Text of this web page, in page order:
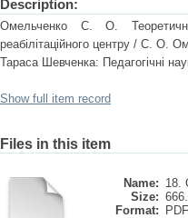
Description:
Омельченко С. О. Теоретичні
реабілітаційного центру / С. О.
Тараса Шевченка: Педагогічні
Show full item record
Files in this item
Name: 18.
Size:
Format:
PDF